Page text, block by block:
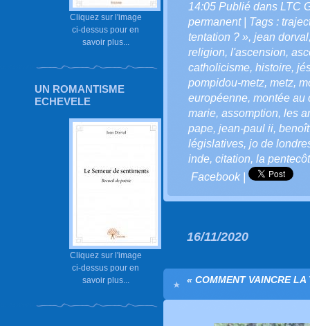
Cliquez sur l'image
ci-dessus pour en
savoir plus...
UN ROMANTISME
ECHEVELE
Cliquez sur l'image
ci-dessus pour en
savoir plus...
14:05 Publié dans LTC
permanent| Tags :
tentation ? », jean dorval
religion, l'ascension,
catholicisme, histoire,
pompidou-metz, metz,
européenne, montée au
marie, assomption, les
pape, jean-paul ii,
législatives, jo de
inde, citation, la
Facebook|
16/11/2020
« COMMENT VAINCRE LA